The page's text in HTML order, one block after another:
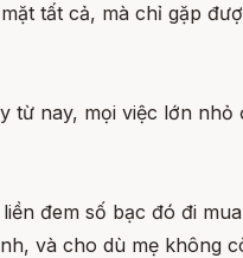
tất cả, mà chỉ gặp
từ nay, mọi việc lớn nhỏ
đem số bạc đó đi
và cho dù mẹ không